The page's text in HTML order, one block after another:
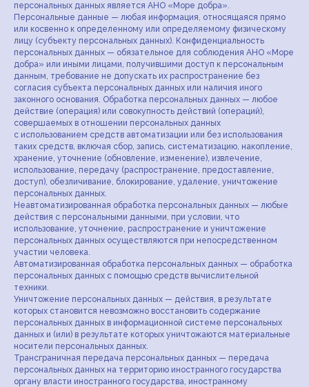
персональных данных является АНО «Море добра».
Персональные данные — любая информация, относящаяся прямо
или косвенно к определенному или определяемому физическому
лицу (субъекту персональных данных). Конфиденциальность
персональных данных — обязательное для соблюдения АНО «Море
добра» или иными лицами, получившими доступ к персональным
данным, требование не допускать их распространение без
согласия субъекта персональных данных или наличия иного
законного основания. Обработка персональных данных — любое
действие (операция) или совокупность действий (операций),
совершаемых в отношении персональных данных
с использованием средств автоматизации или без использования
таких средств, включая сбор, запись, систематизацию, накопление,
хранение, уточнение (обновление, изменение), извлечение,
использование, передачу (распространение, предоставление,
доступ), обезличивание, блокирование, удаление, уничтожение
персональных данных.
Неавтоматизированная обработка персональных данных — любые
действия с персональными данными, при условии, что
использование, уточнение, распространение и уничтожение
персональных данных осуществляются при непосредственном
участии человека.
Автоматизированная обработка персональных данных — обработка
персональных данных с помощью средств вычислительной
техники.
Уничтожение персональных данных — действия, в результате
которых становится невозможно восстановить содержание
персональных данных в информационной системе персональных
данных и (или) в результате которых уничтожаются материальные
носители персональных данных.
Трансграничная передача персональных данных — передача
персональных данных на территорию иностранного государства
органу власти иностранного государства, иностранному